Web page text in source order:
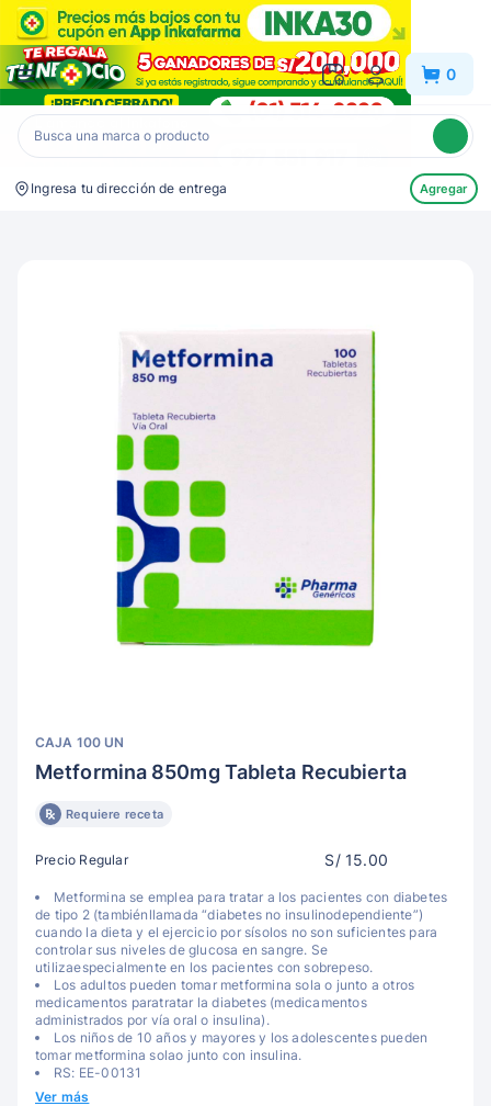
Inkafarma 0
Ingresa tu dirección de entrega Agregar
CAJA 100 UN
Metformina 850mg Tableta Recubierta
Requiere receta
Precio Regular S/ 15.00
Metformina se emplea para tratar a los pacientes con diabetes
de tipo 2 (tambiénllamada “diabetes no insulinodependiente”)
cuando la dieta y el ejercicio por sísolos no son suficientes para
controlar sus niveles de glucosa en sangre. Se
utilizaespecialmente en los pacientes con sobrepeso.
Los adultos pueden tomar metformina sola o junto a otros
medicamentos paratratar la diabetes (medicamentos
administrados por vía oral o insulina).
Los niños de 10 años y mayores y los adolescentes pueden
tomar metformina solao junto con insulina.
RS: EE-00131
Ver más